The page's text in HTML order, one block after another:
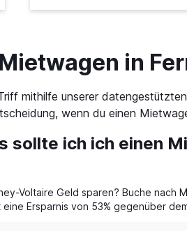
Mietwagen in
mithilfe unserer
wenn du einen
sollte ich ich einen
Voltaire Geld sparen? Buche nach
Ersparnis von 53% gegenüber